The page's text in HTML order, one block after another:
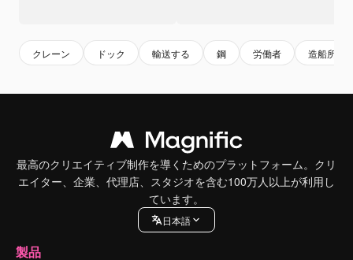
クレーン ドック 輸送する 鋼 労働者 造船所
最高のクリエイティブ制作を導くためのプラットフォーム。クリ
エイター、企業、代理店、スタジオを含む100万人以上が利用し
ています。
日本語
製品